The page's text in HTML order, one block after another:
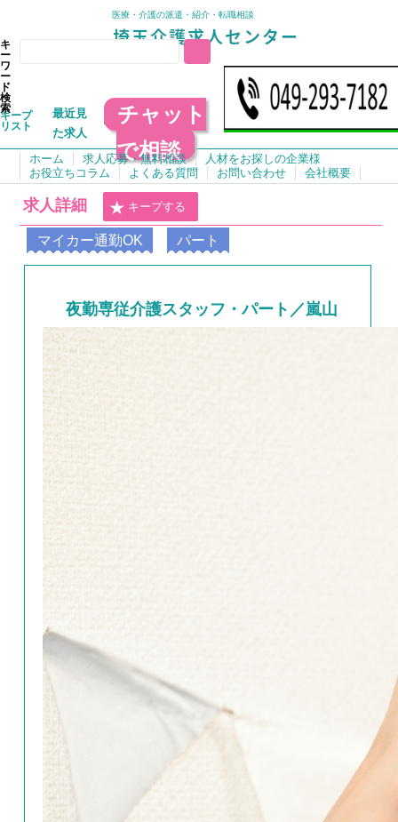
医療・介護の派遣・紹介・転職相談
キ
ー
ワ
ー
ド
検
索
キープ
リスト
最近見
た求人
チャット
で相談
ホーム 求人応募・無料相談
人材をお探しの企業様
お役立ちコラム
よくある質問 お問い合わせ 会社概要
求人詳細 キープする
マイカー通勤OK パート
夜勤専従介護スタッフ・パート／嵐山